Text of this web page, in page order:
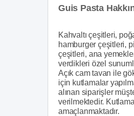
Guis Pasta
Kahvaltı çeşitleri,
hamburger çeşitleri,
çeşitleri, ana
verdikleri özel
Açık cam tavan ile
için kutlamalar
alınan siparişler
verilmektedir.
amaçlanmaktadır.